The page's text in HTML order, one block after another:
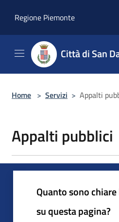
Regione Piemonte
Città di San
Home > Servizi > Appalti
Appalti pubblici
Quanto sono
su questa pagina?